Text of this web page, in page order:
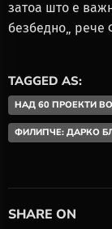
затоа што е
безбедно„ рече
TAGGED AS:
НАД 60 ПРОЕКТИ
ФИЛИПЧЕ: ДАРКО
SHARE ON